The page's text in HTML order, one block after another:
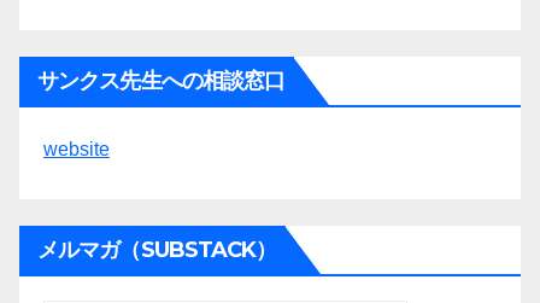
サンクス先生への相談窓口
website
メルマガ（SUBSTACK）